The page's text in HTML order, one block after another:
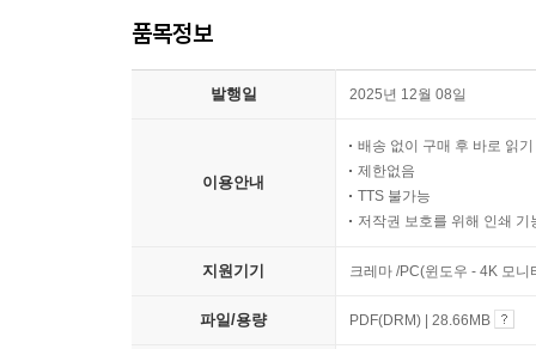
품목정보
발행일 2025년 12월 08일
이용안내
배송 없이 구매 후 바로 읽기
제한없음
TTS 불가능
저작권 보호를 위해 인쇄 기
지원기기 크레마 /PC(윈도우 - 4K 모
파일/용량 PDF(DRM) | 28.66MB